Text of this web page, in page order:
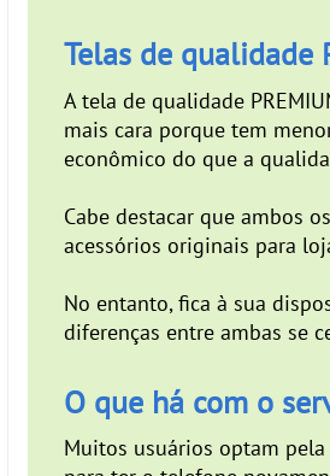
Telas de qualidade
A tela de qualidade
mais cara porque tem
econômico do que a
Cabe destacar que ambos
acessórios originais para
No entanto, fica à sua
diferenças entre ambas se
O que há com o
Muitos usuários optam